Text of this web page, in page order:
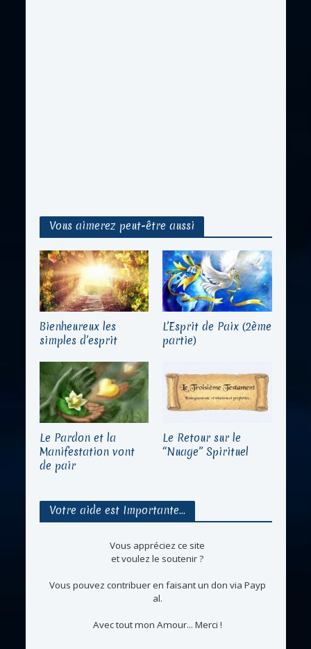
Vous aimerez peut-être aussi
Bienheureux les
simples d’esprit
L’Esprit de Paix (2ème
partie)
Le Pardon et la
Manifestation vont
de pair
Le Retour sur le
“Nuage” Spirituel
Votre aide est Importante…
Vous appréciez ce site
et voulez le soutenir ?
Vous pouvez contribuer en faisant un don via Payp
al.
Avec tout mon Amour... Merci !